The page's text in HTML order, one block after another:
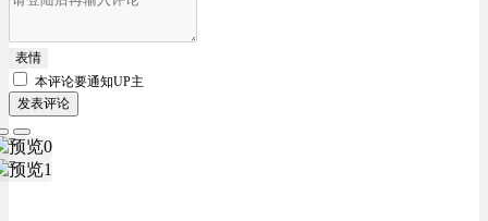
表情
本评论要通知UP主
发表评论